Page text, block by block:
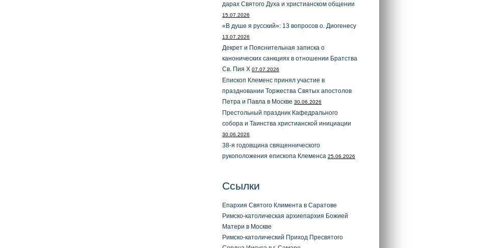
дарах Святого Духа и христианском общении
15.07.2026
«В душе я русский»: 13 вопросов о. Диогенесу
13.07.2026
Декрет и Пояснительная записка о
канонических санкциях в отношении Братства
Св. Пия X 07.07.2026
Епископ Клеменс принял участие в
праздновании Торжества Святых апостолов
Петра и Павла в Москве 30.06.2026
Престольный праздник Кафедрального
собора и Таинства христианской инициации
30.06.2026
38-я годовщина священнического
рукоположения епископа Клеменса 25.06.2026
Ссылки
Епархия Святого Климента в Саратове
Римско-католическая архиепархия Божией
Матери в Москве
Римско-католический Приход Пресвятого